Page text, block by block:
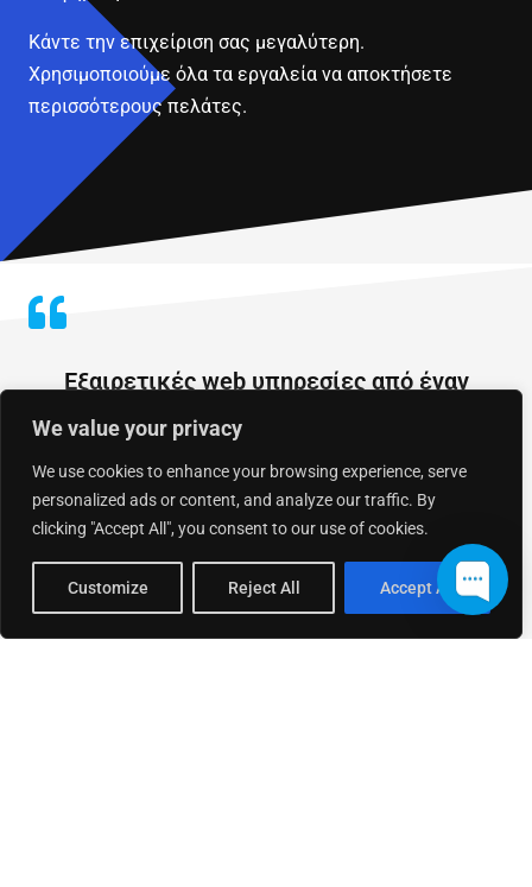
We value your privacy
We use cookies to enhance your browsing experience, serve
personalized ads or content, and analyze our traffic. By
clicking "Accept All", you consent to our use of cookies.
Customize Reject All Accept All
Κάντε την επιχείριση σας μεγαλύτερη.
Χρησιμοποιούμε όλα τα εργαλεία να αποκτήσετε
περισσότερους πελάτες.
Εξαιρετικές web υπηρεσίες από έναν
πραγματικό επαγγελματία του είδους. Η
συνέπεια, η ταχύτητα και η βαθιά γνώση
του αντικειμένου, μου άφησαν τις
καλύτερες εντυπώσεις. Θα σύστηνα
ανεπιφύλακτα την EnterTheWeb σε
οποιονδήποτε βρίσκεται σε αναζήτηση
παρόχου υπηρεσιών διαδικτύου.